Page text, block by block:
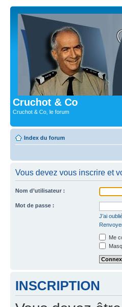
Cruchot & Co
Cruchot & Co, le forum
Index du forum
Vous devez vous inscrire et
Nom d’utilisateur :
Mot de passe :
J’ai
Me
INSCRIPTION